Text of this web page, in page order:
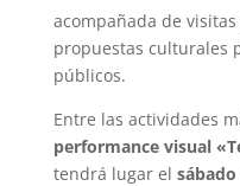
acompañada de
propuestas culturales
públicos.
Entre las actividades
performance visual
tendrá lugar el